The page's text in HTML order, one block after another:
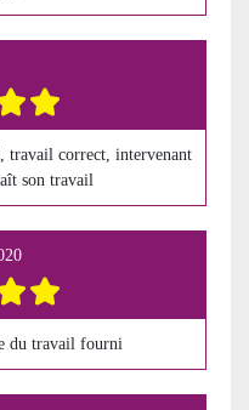
travail correct, intervenant
son travail
du travail fourni